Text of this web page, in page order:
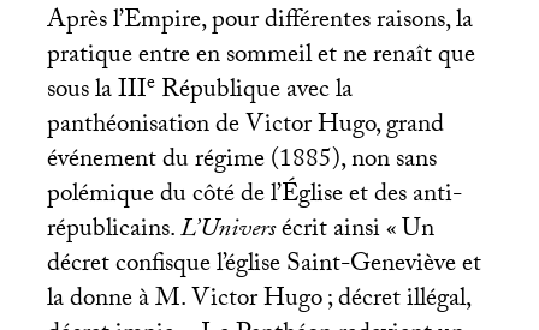
Après l’Empire, pour différentes raisons, la
pratique entre en sommeil et ne renaît que
sous laIIIeRépublique avec la
panthéonisation de Victor Hugo, grand
événement du régime (1885), non sans
polémique du côté de l’Église et des anti-
républicains.L’Universécrit ainsi «Un
décret confisque l’église Saint-Geneviève et
la donne à M. Victor Hugo; décret illégal,